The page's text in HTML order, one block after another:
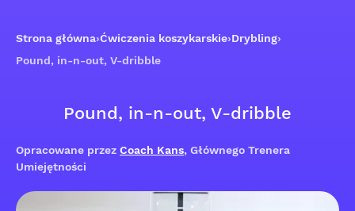
Strona główna›Ćwiczenia koszykarskie›Drybling›
Pound, in-n-out, V-dribble
Pound, in-n-out, V-dribble
Opracowane przez Coach Kans, Głównego Trenera
Umiejętności